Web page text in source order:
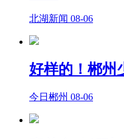
北湖新闻 08-06
好样的！郴州
今日郴州 08-06